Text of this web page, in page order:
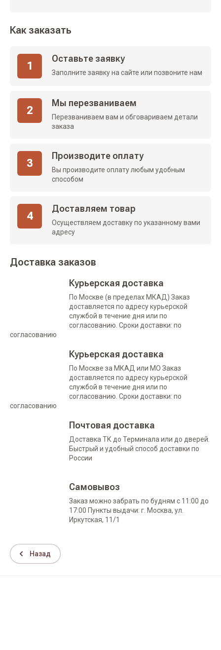
Как заказать
1
Оставьте заявку
Заполните заявку на сайте или позвоните нам
2
Мы перезваниваем
Перезваниваем вам и обговариваем детали
заказа
3
Производите оплату
Вы производите оплату любым удобным
способом
4
Доставляем товар
Осуществляем доставку по указанному вами
адресу
Доставка заказов
Курьерская доставка
По Москве (в пределах МКАД) Заказ
доставляется по адресу курьерской
службой в течение дня или по
согласованию. Сроки доставки: по
согласованию
Курьерская доставка
По Москве за МКАД или МО Заказ
доставляется по адресу курьерской
службой в течение дня или по
согласованию. Сроки доставки: по
согласованию
Почтовая доставка
Доставка ТК до Терминала или до дверей.
Быстрый и удобный способ доставки по
России
Самовывоз
Заказ можно забрать по будням с 11:00 до
17:00 Пункты выдачи: г. Москва, ул.
Иркутская, 11/1
Назад